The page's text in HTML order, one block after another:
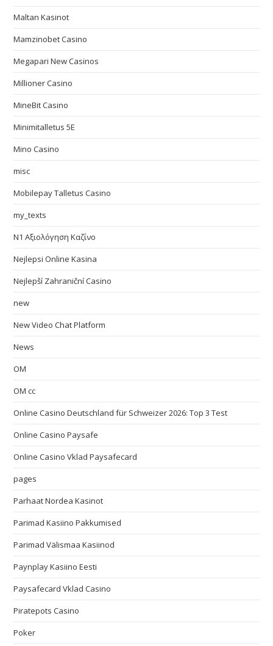
Maltan Kasinot
Mamzinobet Casino
Megapari New Casinos
Millioner Casino
MineBit Casino
Minimitalletus 5E
Mino Casino
misc
Mobilepay Talletus Casino
my_texts
N1 Αξιολόγηση Καζίνο
Nejlepsi Online Kasina
Nejlepší Zahraniční Casino
new
New Video Chat Platform
News
OM
OM cc
Online Casino Deutschland für Schweizer 2026: Top 3 Test
Online Casino Paysafe
Online Casino Vklad Paysafecard
pages
Parhaat Nordea Kasinot
Parimad Kasiino Pakkumised
Parimad Välismaa Kasiinod
Paynplay Kasiino Eesti
Paysafecard Vklad Casino
Piratepots Casino
Poker